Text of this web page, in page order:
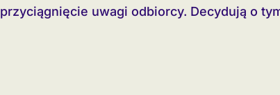
przyciągnięcie uwagi odbiorcy. Decydują o